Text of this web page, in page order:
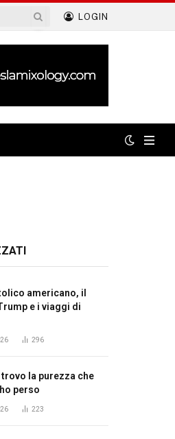
LOGIN
americano, il
e i viaggi di
296
trovo la purezza che
perso
223